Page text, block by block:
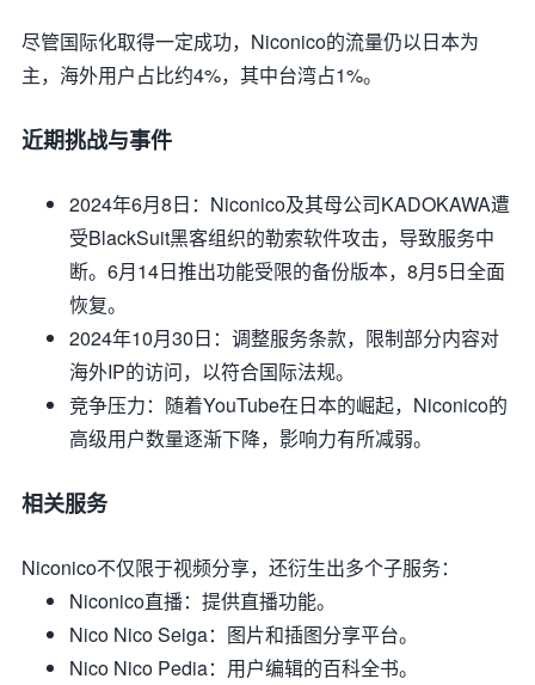
尽管国际化取得一定成功，Niconico的流量仍以日本为
主，海外用户占比约4%，其中台湾占1%。
近期挑战与事件
2024年6月8日 ：Niconico及其母公司KADOKAWA遭
受BlackSuit黑客组织的勒索软件攻击，导致服务中
断。6月14日推出功能受限的备份版本，8月5日全面
恢复。
2024年10月30日 ：调整服务条款，限制部分内容对
海外IP的访问，以符合国际法规。
竞争压力：随着YouTube在日本的崛起，Niconico的
高级用户数量逐渐下降，影响力有所减弱。
相关服务
Niconico不仅限于视频分享，还衍生出多个子服务：
Niconico直播：提供直播功能。
Nico Nico Seiga：图片和插图分享平台。
Nico Nico Pedia：用户编辑的百科全书。